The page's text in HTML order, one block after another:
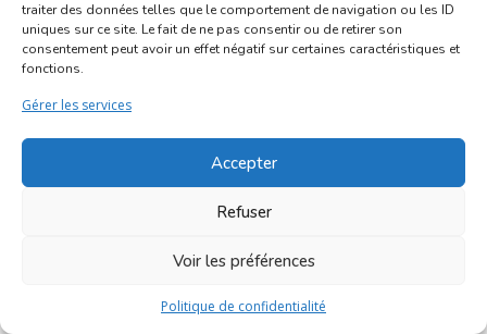
traiter des données telles que le comportement de navigation ou les ID
uniques sur ce site. Le fait de ne pas consentir ou de retirer son
consentement peut avoir un effet négatif sur certaines caractéristiques et
fonctions.
Gérer les services
Accepter
Refuser
Voir les préférences
Politique de confidentialité
Inscription Commerce
Association des Commerçants du Quartier Bruegel et des
Marolles.brussels